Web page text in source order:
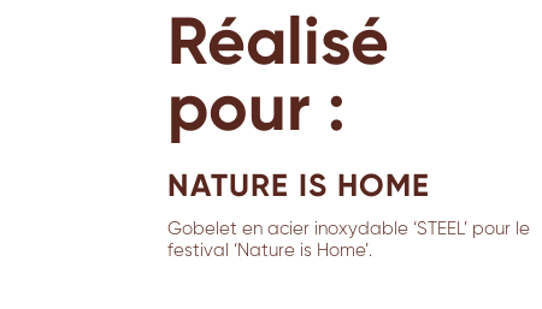
Réalisé
pour :
NATURE IS HOME
Gobelet en acier inoxydable ‘STEEL’ pour le
festival ‘Nature is Home’.